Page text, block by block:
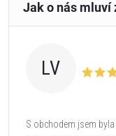
LV
S obchodem jsem